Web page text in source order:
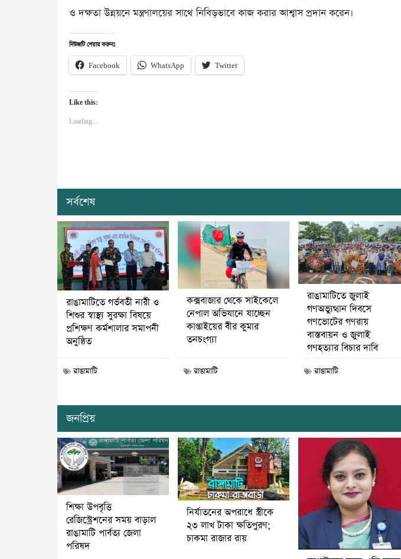
ও দক্ষতা উন্নয়নে মন্ত্রণালয়ের সাথে নিবিড়ভাবে কাজ করার আশ্বাস প্রদান করেন।
নিউজটি শেয়ার করুনঃ
Facebook WhatsApp Twitter
Like this:
Loading...
সর্বশেষ
রাঙামাটিতে গর্ভবতী নারী ও
শিশুর স্বাস্থ্য সুরক্ষা বিষয়ে
প্রশিক্ষণ কর্মশালার সমাপনী
অনুষ্ঠিত
রাঙামাটি
কক্সবাজার থেকে সাইকেলে
নেপাল অভিযানে যাচ্ছেন
কাপ্তাইয়ের বীর কুমার
তনচংগ্যা
রাঙামাটি
রাঙামাটিতে জুলাই
গণঅভ্যুত্থান দিবসে
গণভোটের গণরায়
বাস্তবায়ন ও জুলাই
গণহত্যার বিচার দাবি
রাঙামাটি
জনপ্রিয়
শিক্ষা উপবৃত্তি
রেজিস্ট্রেশনের সময় বাড়াল
রাঙামাটি পার্বত্য জেলা
পরিষদ
নির্যাতনের অপরাধে স্ত্রীকে
২৩ লাখ টাকা ক্ষতিপুরণ;
চাকমা রাজার রায়